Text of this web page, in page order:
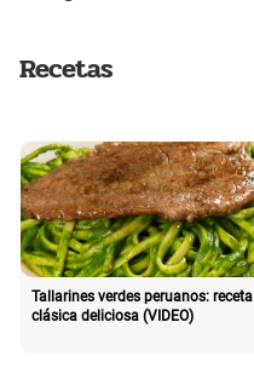
Recetas
Tallarines verdes peruanos: receta
clásica deliciosa (VIDEO)